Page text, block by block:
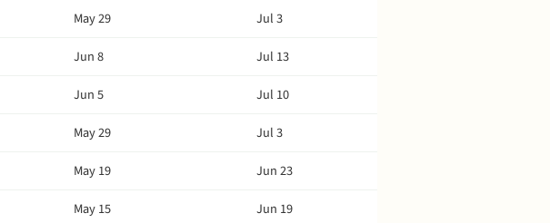
May 29
Jul 3
Jun 8
Jul 13
Jun 5
Jul 10
May 29
Jul 3
May 19
Jun 23
May 15
Jun 19